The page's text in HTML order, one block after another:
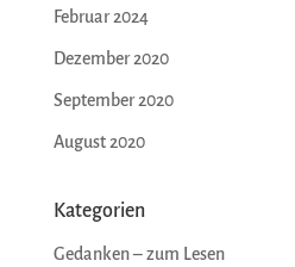
Februar 2024
Dezember 2020
September 2020
August 2020
Kategorien
Gedanken – zum Lesen